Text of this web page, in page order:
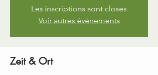
Les inscriptions sont closes
Voir autres événements
Zeit & Ort